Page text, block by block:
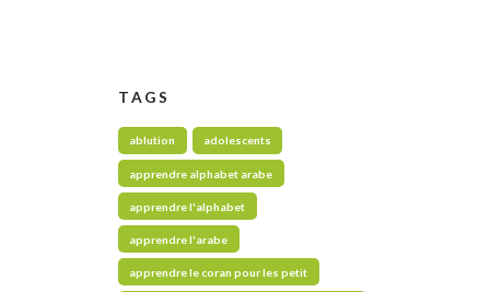
TAGS
ablution adolescents
apprendre alphabet arabe
apprendre l'alphabet
apprendre l'arabe
apprendre le coran pour les petit